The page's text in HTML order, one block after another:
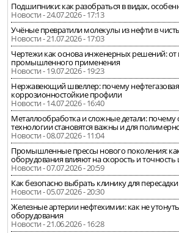
Подшипники: как разобраться в видах,
Новости - 24.07.2026 - 17:13
Учёные превратили молекулы из нефти в
Новости - 21.07.2026 - 17:03
Чертежи как основа инженерных решений: от
промышленного применения
Новости - 19.07.2026 - 19:23
Нержавеющий швеллер: почему
коррозионностойкие профили
Новости - 14.07.2026 - 16:40
Металлообработка и сложные детали:
технологии становятся важны и для
Новости - 08.07.2026 - 11:04
Промышленные прессы нового поколения:
оборудования влияют на скорость и
Новости - 07.07.2026 - 20:59
Как безопасно выбрать клинику для
Новости - 05.07.2026 - 20:30
Железные артерии нефтехимии: как не
оборудования
Новости - 21.06.2026 - 16:28